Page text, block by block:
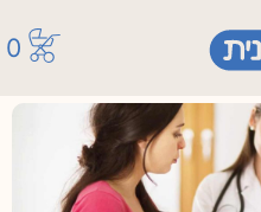
0